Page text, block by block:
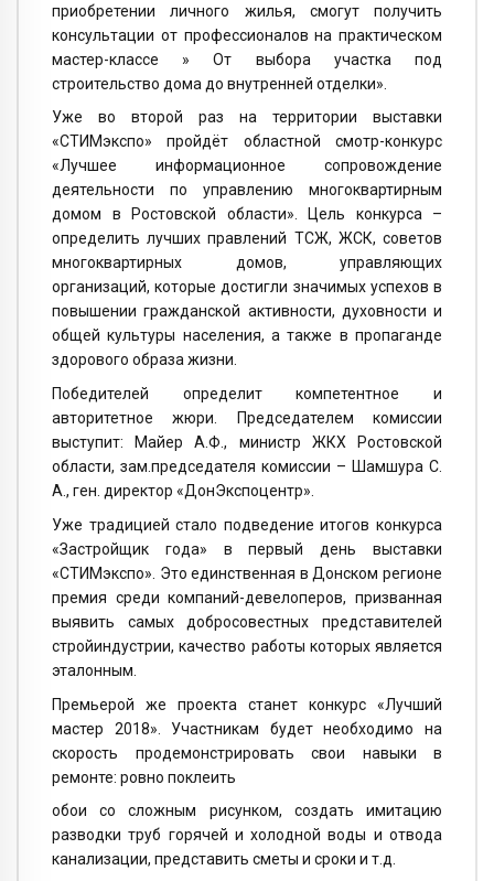
приобретении личного жилья, смогут получить
консультации от профессионалов на практическом
мастер-классе » От выбора участка под
строительство дома до внутренней отделки».
Уже во второй раз на территории выставки
«СТИМэкспо» пройдёт областной смотр-конкурс
«Лучшее информационное сопровождение
деятельности по управлению многоквартирным
домом в Ростовской области». Цель конкурса –
определить лучших правлений ТСЖ, ЖСК, советов
многоквартирных домов, управляющих
организаций, которые достигли значимых успехов в
повышении гражданской активности, духовности и
общей культуры населения, а также в пропаганде
здорового образа жизни.
Победителей определит компетентное и
авторитетное жюри. Председателем комиссии
выступит: Майер А.Ф., министр ЖКХ Ростовской
области, зам.председателя комиссии – Шамшура С.
А., ген. директор «ДонЭкспоцентр».
Уже традицией стало подведение итогов конкурса
«Застройщик года» в первый день выставки
«СТИМэкспо». Это единственная в Донском регионе
премия среди компаний-девелоперов, призванная
выявить самых добросовестных представителей
стройиндустрии, качество работы которых является
эталонным.
Премьерой же проекта станет конкурс «Лучший
мастер 2018». Участникам будет необходимо на
скорость продемонстрировать свои навыки в
ремонте: ровно поклеить
обои со сложным рисунком, создать имитацию
разводки труб горячей и холодной воды и отвода
канализации, представить сметы и сроки и т.д.